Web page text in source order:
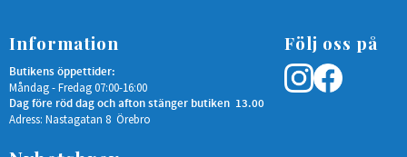
Information
Butikens öppettider:
Måndag - Fredag 07:00-16:00
Dag före röd dag och afton stänger butiken 13.00
Adress: Nastagatan 8 Örebro
Följ oss på